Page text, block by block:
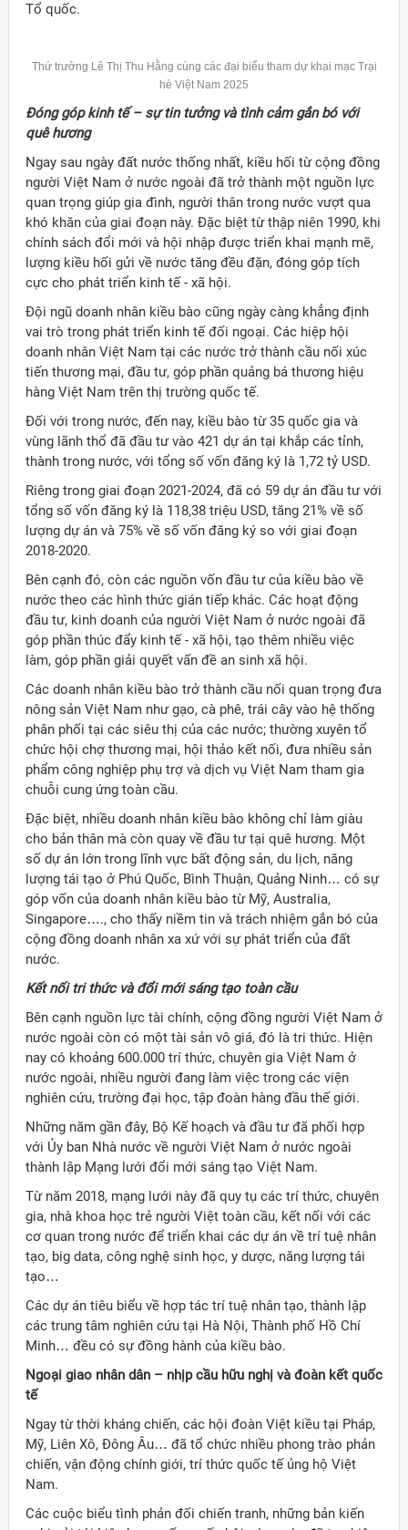
Tổ quốc.
Thứ trưởng Lê Thị Thu Hằng cùng các đại biểu tham dự khai mạc Trại
hè Việt Nam 2025
Đóng góp kinh tế – sự tin tưởng và tình cảm gắn bó với
quê hương
Ngay sau ngày đất nước thống nhất, kiều hối từ cộng đồng
người Việt Nam ở nước ngoài đã trở thành một nguồn lực
quan trọng giúp gia đình, người thân trong nước vượt qua
khó khăn của giai đoạn này. Đặc biệt từ thập niên 1990, khi
chính sách đổi mới và hội nhập được triển khai mạnh mẽ,
lượng kiều hối gửi về nước tăng đều đặn, đóng góp tích
cực cho phát triển kinh tế - xã hội.
Đội ngũ doanh nhân kiều bào cũng ngày càng khẳng định
vai trò trong phát triển kinh tế đối ngoại. Các hiệp hội
doanh nhân Việt Nam tại các nước trở thành cầu nối xúc
tiến thương mại, đầu tư, góp phần quảng bá thương hiệu
hàng Việt Nam trên thị trường quốc tế.
Đối với trong nước, đến nay, kiều bào từ 35 quốc gia và
vùng lãnh thổ đã đầu tư vào 421 dự án tại khắp các tỉnh,
thành trong nước, với tổng số vốn đăng ký là 1,72 tỷ USD.
Riêng trong giai đoạn 2021-2024, đã có 59 dự án đầu tư với
tổng số vốn đăng ký là 118,38 triệu USD, tăng 21% về số
lượng dự án và 75% về số vốn đăng ký so với giai đoạn
2018-2020.
Bên cạnh đó, còn các nguồn vốn đầu tư của kiều bào về
nước theo các hình thức gián tiếp khác. Các hoạt động
đầu tư, kinh doanh của người Việt Nam ở nước ngoài đã
góp phần thúc đẩy kinh tế - xã hội, tạo thêm nhiều việc
làm, góp phần giải quyết vấn đề an sinh xã hội.
Các doanh nhân kiều bào trở thành cầu nối quan trọng đưa
nông sản Việt Nam như gạo, cà phê, trái cây vào hệ thống
phân phối tại các siêu thị của các nước; thường xuyên tổ
chức hội chợ thương mại, hội thảo kết nối, đưa nhiều sản
phẩm công nghiệp phụ trợ và dịch vụ Việt Nam tham gia
chuỗi cung ứng toàn cầu.
Đặc biệt, nhiều doanh nhân kiều bào không chỉ làm giàu
cho bản thân mà còn quay về đầu tư tại quê hương. Một
số dự án lớn trong lĩnh vực bất động sản, du lịch, năng
lượng tái tạo ở Phú Quốc, Bình Thuận, Quảng Ninh… có sự
góp vốn của doanh nhân kiều bào từ Mỹ, Australia,
Singapore…., cho thấy niềm tin và trách nhiệm gắn bó của
cộng đồng doanh nhân xa xứ với sự phát triển của đất
nước.
Kết nối tri thức và đổi mới sáng tạo toàn cầu
Bên cạnh nguồn lực tài chính, cộng đồng người Việt Nam ở
nước ngoài còn có một tài sản vô giá, đó là tri thức. Hiện
nay có khoảng 600.000 trí thức, chuyên gia Việt Nam ở
nước ngoài, nhiều người đang làm việc trong các viện
nghiên cứu, trường đại học, tập đoàn hàng đầu thế giới.
Những năm gần đây, Bộ Kế hoạch và đầu tư đã phối hợp
với Ủy ban Nhà nước về người Việt Nam ở nước ngoài
thành lập Mạng lưới đổi mới sáng tạo Việt Nam.
Từ năm 2018, mạng lưới này đã quy tụ các trí thức, chuyên
gia, nhà khoa học trẻ người Việt toàn cầu, kết nối với các
cơ quan trong nước để triển khai các dự án về trí tuệ nhân
tạo, big data, công nghệ sinh học, y dược, năng lượng tái
tạo…
Các dự án tiêu biểu về hợp tác trí tuệ nhân tạo, thành lập
các trung tâm nghiên cứu tại Hà Nội, Thành phố Hồ Chí
Minh… đều có sự đồng hành của kiều bào.
Ngoại giao nhân dân – nhịp cầu hữu nghị và đoàn kết quốc
tế
Ngay từ thời kháng chiến, các hội đoàn Việt kiều tại Pháp,
Mỹ, Liên Xô, Đông Âu… đã tổ chức nhiều phong trào phản
chiến, vận động chính giới, trí thức quốc tế ủng hộ Việt
Nam.
Các cuộc biểu tình phản đối chiến tranh, những bản kiến